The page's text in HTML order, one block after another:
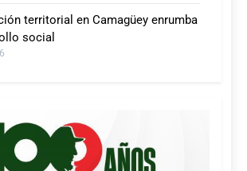
territorial en Camagüey enrumba
social